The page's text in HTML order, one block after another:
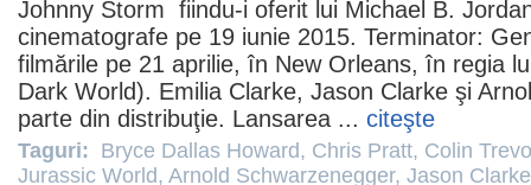
Johnny Storm fiindu-i oferit lui Michael B.
cinematografe pe 19 iunie 2015. Terminator:
filmările pe 21 aprilie, în New Orleans, în regia
Dark World). Emilia Clarke, Jason Clarke şi
parte din distribuţie. Lansarea ... citeşte
Taguri: Bryce Dallas Howard, Chris Pratt, Colin
Jurassic World, Arnold Schwarzenegger, Jason Clarke